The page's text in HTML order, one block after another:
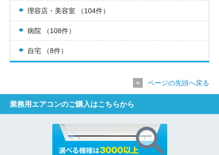
理容店・美容室 （104件）
病院 （108件）
自宅 （8件）
ページの先頭へ戻る
業務用エアコンのご購入はこちらから